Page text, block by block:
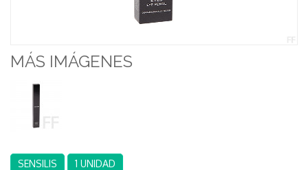
MÁS IMÁGENES
SENSILIS
1 UNIDAD